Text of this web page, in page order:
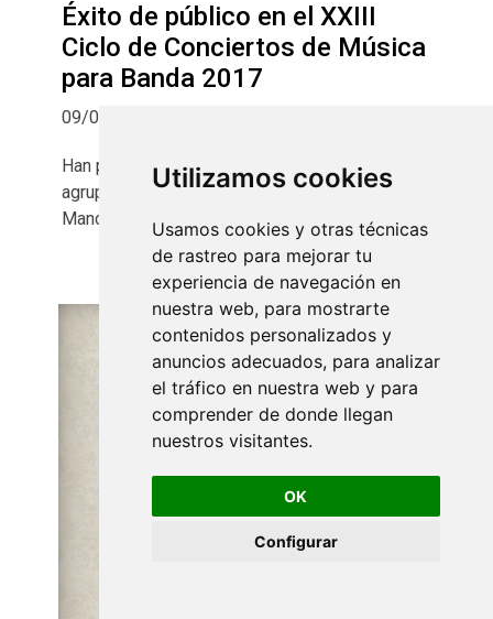
Utilizamos cookies
Usamos cookies y otras técnicas
de rastreo para mejorar tu
experiencia de navegación en
nuestra web, para mostrarte
contenidos personalizados y
anuncios adecuados, para analizar
el tráfico en nuestra web y para
comprender de donde llegan
nuestros visitantes.
OK
Configurar
Éxito de público en el XXIII
Ciclo de Conciertos de Música
para Banda 2017
09/07/2017 | Pepe Vaquero
Han participado las bandas de Albolote y las
agrupaciones invitadas de Huétor Vega y
Mancha Real